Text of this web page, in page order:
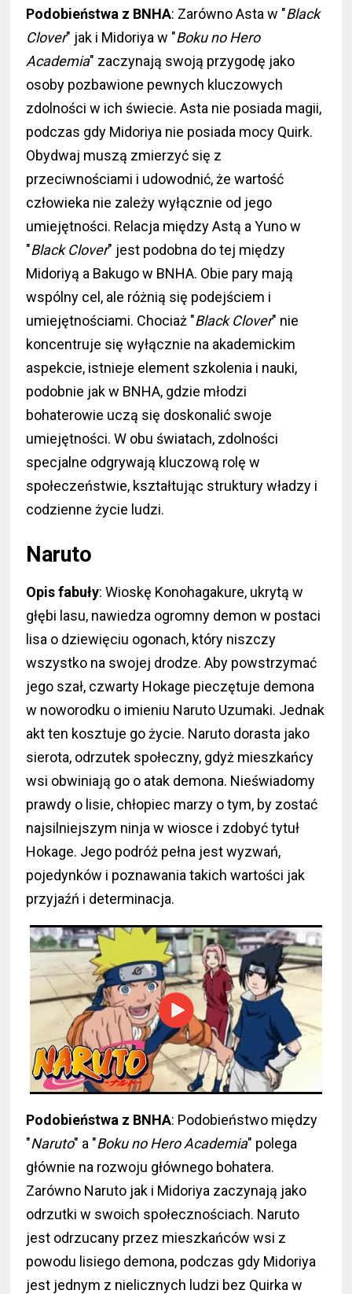
Podobieństwa z BNHA: Zarówno Asta w "Black
Clover" jak i Midoriya w "Boku no Hero
Academia" zaczynają swoją przygodę jako
osoby pozbawione pewnych kluczowych
zdolności w ich świecie. Asta nie posiada magii,
podczas gdy Midoriya nie posiada mocy Quirk.
Obydwaj muszą zmierzyć się z
przeciwnościami i udowodnić, że wartość
człowieka nie zależy wyłącznie od jego
umiejętności. Relacja między Astą a Yuno w
"Black Clover" jest podobna do tej między
Midoriyą a Bakugo w BNHA. Obie pary mają
wspólny cel, ale różnią się podejściem i
umiejętnościami. Chociaż "Black Clover" nie
koncentruje się wyłącznie na akademickim
aspekcie, istnieje element szkolenia i nauki,
podobnie jak w BNHA, gdzie młodzi
bohaterowie uczą się doskonalić swoje
umiejętności. W obu światach, zdolności
specjalne odgrywają kluczową rolę w
społeczeństwie, kształtując struktury władzy i
codzienne życie ludzi.
Naruto
Opis fabuły: Wioskę Konohagakure, ukrytą w
głębi lasu, nawiedza ogromny demon w postaci
lisa o dziewięciu ogonach, który niszczy
wszystko na swojej drodze. Aby powstrzymać
jego szał, czwarty Hokage pieczętuje demona
w noworodku o imieniu Naruto Uzumaki. Jednak
akt ten kosztuje go życie. Naruto dorasta jako
sierota, odrzutek społeczny, gdyż mieszkańcy
wsi obwiniają go o atak demona. Nieświadomy
prawdy o lisie, chłopiec marzy o tym, by zostać
najsilniejszym ninja w wiosce i zdobyć tytuł
Hokage. Jego podróż pełna jest wyzwań,
pojedynków i poznawania takich wartości jak
przyjaźń i determinacja.
Podobieństwa z BNHA: Podobieństwo między
"Naruto" a "Boku no Hero Academia" polega
głównie na rozwoju głównego bohatera.
Zarówno Naruto jak i Midoriya zaczynają jako
odrzutki w swoich społecznościach. Naruto
jest odrzucany przez mieszkańców wsi z
powodu lisiego demona, podczas gdy Midoriya
jest jednym z nielicznych ludzi bez Quirka w